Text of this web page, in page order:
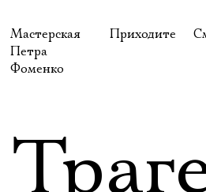
Мастерская
Петра
Фоменко
Приходите
Правила